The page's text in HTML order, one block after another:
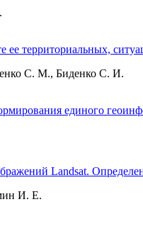
ее территориальных,
С. М., Биденко С. И.
единого
Landsat.
И. Е.